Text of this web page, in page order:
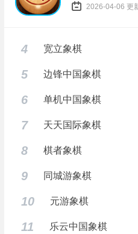
2026-04-06 更
4 宽立象棋
5 边锋中国象棋
6 单机中国象棋
7 天天国际象棋
8 棋者象棋
9 同城游象棋
10 元游象棋
11 乐云中国象棋